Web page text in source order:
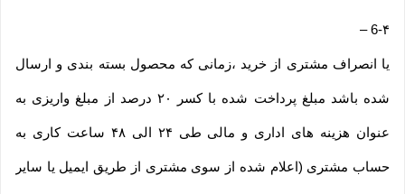
6-۴–
یا انصراف مشتری از خرید ،زمانی که محصول بسته بندی و ارسال
شده باشد مبلغ پرداخت شده با کسر ۲۰ درصد از مبلغ واریزی به
عنوان هزینه های اداری و مالی طی ۲۴ الی ۴۸ ساعت کاری به
حساب مشتری (اعلام شده از سوی مشتری از طریق ایمیل یا سایر